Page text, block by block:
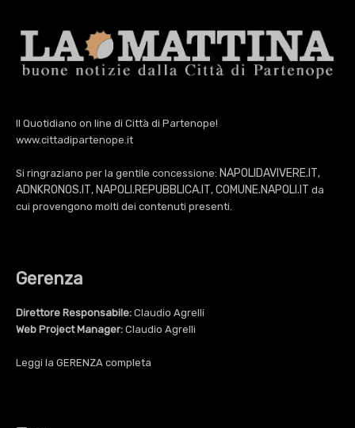
Il Quotidiano on line di Città di Partenope!
www.cittadipartenope.it
Si ringraziano per la gentile concessione: NAPOLIDAVIVERE.IT,
ADNKRONOS.IT, NAPOLI.REPUBBLICA.IT, COMUNE.NAPOLI.IT da
cui provengono molti dei contenuti presenti.
Gerenza
Direttore Responsabile: Claudio Agrelli
Web Project Manager: Claudio Agrelli
Leggi la GERENZA completa